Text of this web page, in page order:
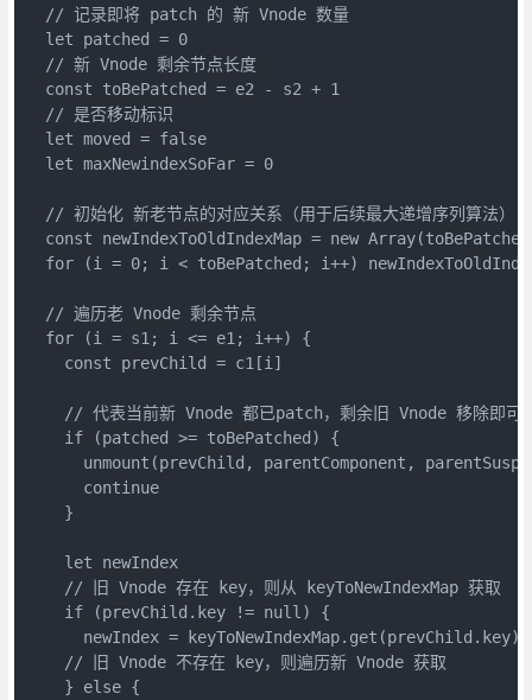
  // 记录即将 patch 的 新 Vnode 数量
  let patched = 0
  // 新 Vnode 剩余节点长度
  const toBePatched = e2 - s2 + 1
  // 是否移动标识
  let moved = false
  let maxNewindexSoFar = 0
  // 初始化 新老节点的对应关系（用于后续最大递增序列算法）
const newIndexToOldIndexMap = new
for (i = 0; i < toBePatched; i++)
  // 遍历老 Vnode 剩余节点
  for (i = s1; i <= e1; i++) {
    const prevChild = c1[i]
    // 代表当前新 Vnode 都已patch，剩余旧 Vnode 移除即可
    if (patched >= toBePatched) {
unmount(prevChild, parentComponent,
      continue
    }
    let newIndex
    // 旧 Vnode 存在 key，则从 keyToNewIndexMap 获取
    if (prevChild.key != null) {
      newIndex = keyToNewIndexMap.get(prevChild.key)
    // 旧 Vnode 不存在 key，则遍历新 Vnode 获取
    } else {